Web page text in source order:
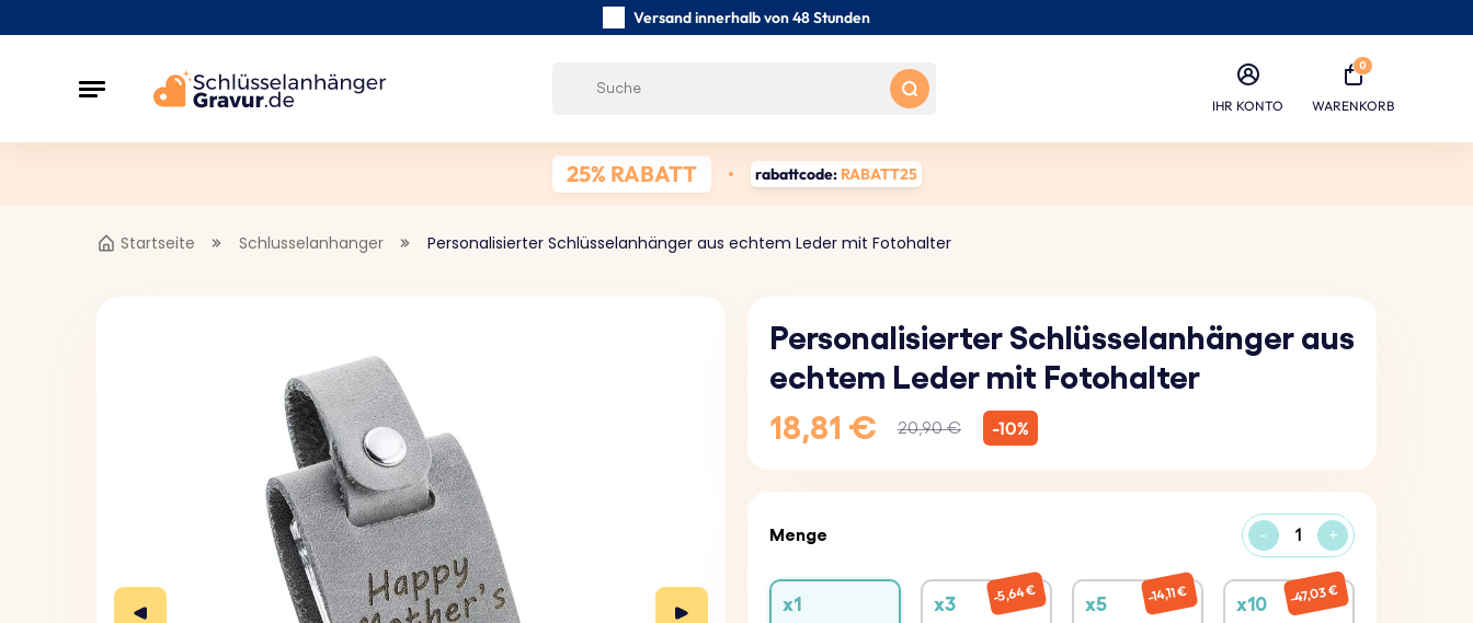
Versand innerhalb von 48 Stunden
IHR KONTO
0
WARENKORB
25% RABATT rabattcode: RABATT25
Startseite Schlusselanhanger Personalisierter Schlüsselanhänger aus echtem Leder mit Fotohalter
Personalisierter Schlüsselanhänger aus
echtem Leder mit Fotohalter
18,81 €
20,90 € -10%
Menge - +
x1 x3 5,64 € x5
14,11 €
x10 47,03 €